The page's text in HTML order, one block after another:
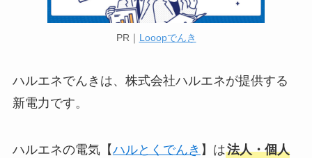
PR｜ Looopでんき
ハルエネでんきは、株式会社ハルエネが提供する
新電力です。
ハルエネの電気【ハルとくでんき 】は法人・個人